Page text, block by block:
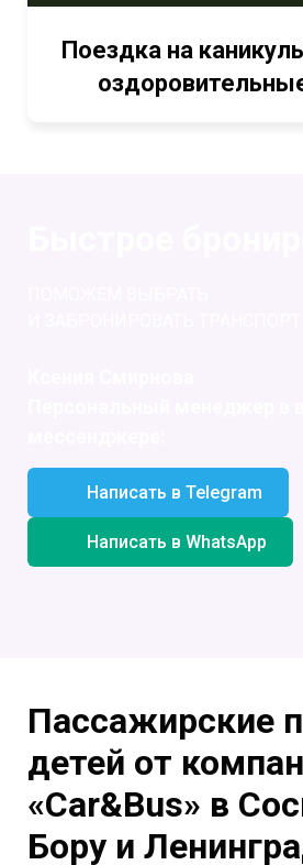
Поездка на
Написать в Telegram
Написать в WhatsApp
Пассажирские
детей от
«Car&Bus» в
Бору и